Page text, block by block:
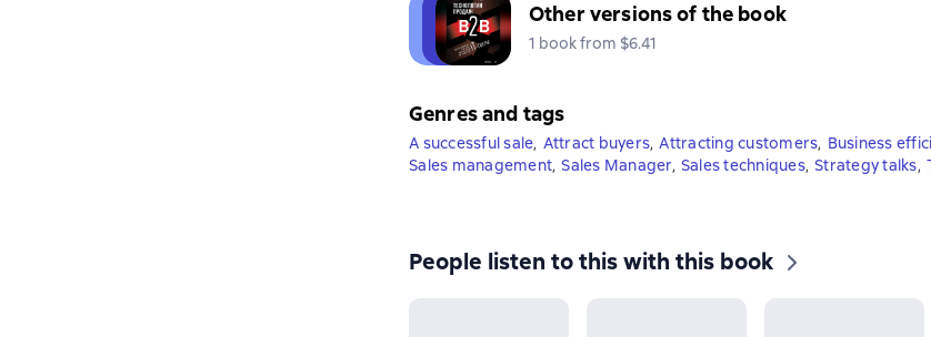
Other versions of the book
1 book from $6.41
Genres and tags
A successful sale, Attract buyers, Attracting customers, Business
Sales management, Sales Manager, Sales techniques, Strategy talks,
People listen to this with this book